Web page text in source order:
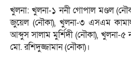
খুলনা: খুলনা-১ ননী গোপাল মণ্ডল
জুয়েল (নৌকা), খুলনা-৩ এসএম
আব্দুস সালাম মুর্শিদী (নৌকা), খুলনা-৫
মো. রশিদুজ্জামান (নৌকা)।